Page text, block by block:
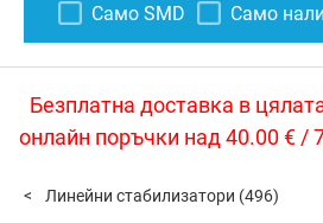
Само SMD Само
Безплатна доставка в
онлайн поръчки над 40.00 € /
Линейни стабилизатори (496)